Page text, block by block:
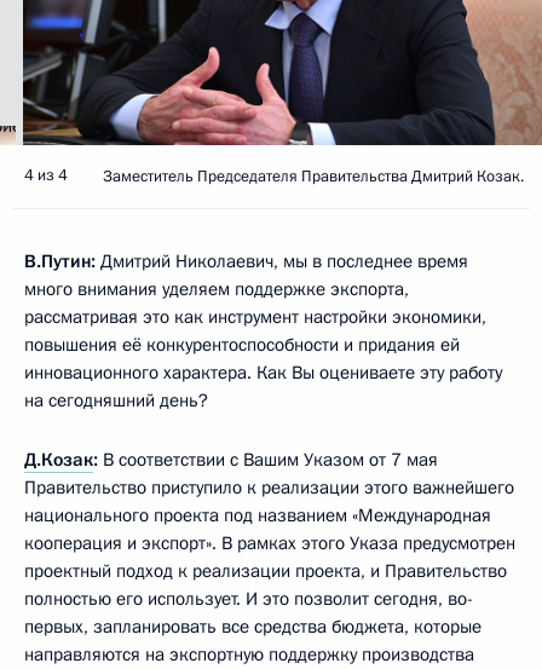
4 из 4 Заместитель Председателя Правительства Дмитрий Козак.
В.Путин: Дмитрий Николаевич, мы в последнее время
много внимания уделяем поддержке экспорта,
рассматривая это как инструмент настройки экономики,
повышения её конкурентоспособности и придания ей
инновационного характера. Как Вы оцениваете эту работу
на сегодняшний день?
Д.Козак: В соответствии с Вашим Указом от 7 мая
Правительство приступило к реализации этого важнейшего
национального проекта под названием «Международная
кооперация и экспорт». В рамках этого Указа предусмотрен
проектный подход к реализации проекта, и Правительство
полностью его использует. И это позволит сегодня, во-
первых, запланировать все средства бюджета, которые
направляются на экспортную поддержку производства